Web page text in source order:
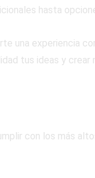
hasta
una experiencia
tus ideas y crear
con los más